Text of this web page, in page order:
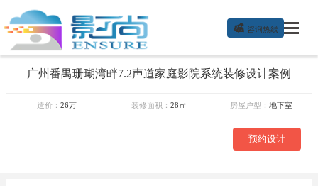
 咨询热线
广州番禺珊瑚湾畔7.2声道家庭影院系统装修设计案例
造价： 26万 装修面积： 28㎡ 房屋户型： 地下室
预约设计